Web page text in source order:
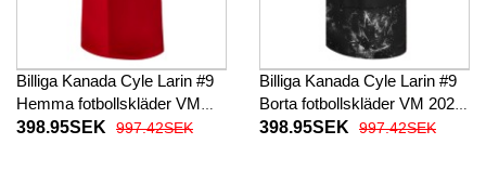
Billiga Kanada Cyle Larin #9
Hemma fotbollskläder VM
2026 Kortärmad
398.95SEK 997.42SEK
Billiga Kanada Cyle Larin #9
Borta fotbollskläder VM 2026
Kortärmad
398.95SEK 997.42SEK